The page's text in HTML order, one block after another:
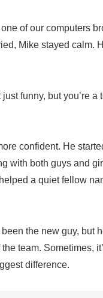
of our computers
Mike stayed calm.
just funny, but you’re a
confident. He
with both guys and
a quiet fellow
the new guy, but
team. Sometimes,
difference.